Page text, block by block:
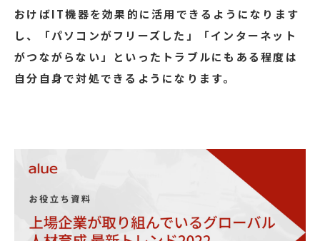
おけばIT機器を効果的に活用できるようになります
し、「パソコンがフリーズした」「インターネット
がつながらない」といったトラブルにもある程度は
自分自身で対処できるようになります。